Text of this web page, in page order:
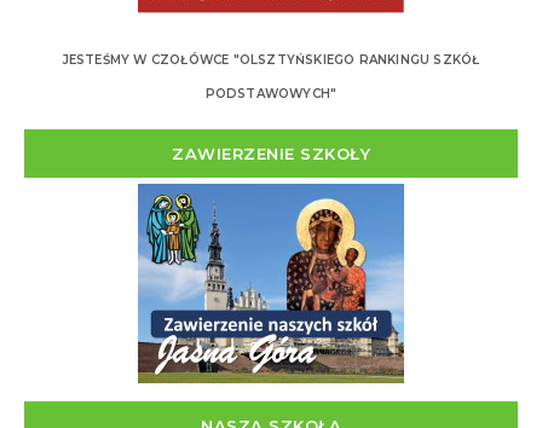
JESTEŚMY W CZOŁÓWCE "OLSZTYŃSKIEGO RANKINGU SZKÓŁ
PODSTAWOWYCH"
ZAWIERZENIE SZKOŁY